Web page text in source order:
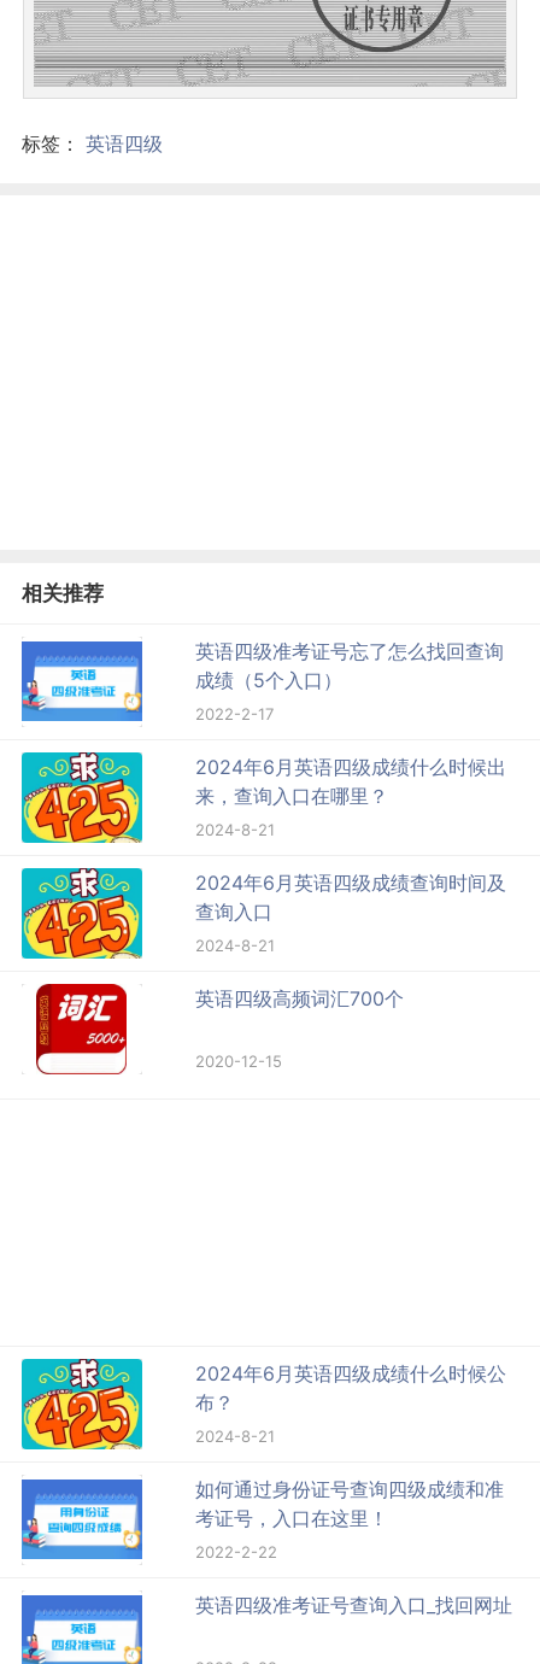
标签： 英语四级
相关推荐
英语四级准考证号忘了怎么找回查询
成绩（5个入口）
2022-2-17
2024年6月英语四级成绩什么时候出
来，查询入口在哪里？
2024-8-21
2024年6月英语四级成绩查询时间及
查询入口
2024-8-21
英语四级高频词汇700个
2020-12-15
2024年6月英语四级成绩什么时候公
布？
2024-8-21
如何通过身份证号查询四级成绩和准
考证号，入口在这里！
2022-2-22
英语四级准考证号查询入口_找回网址